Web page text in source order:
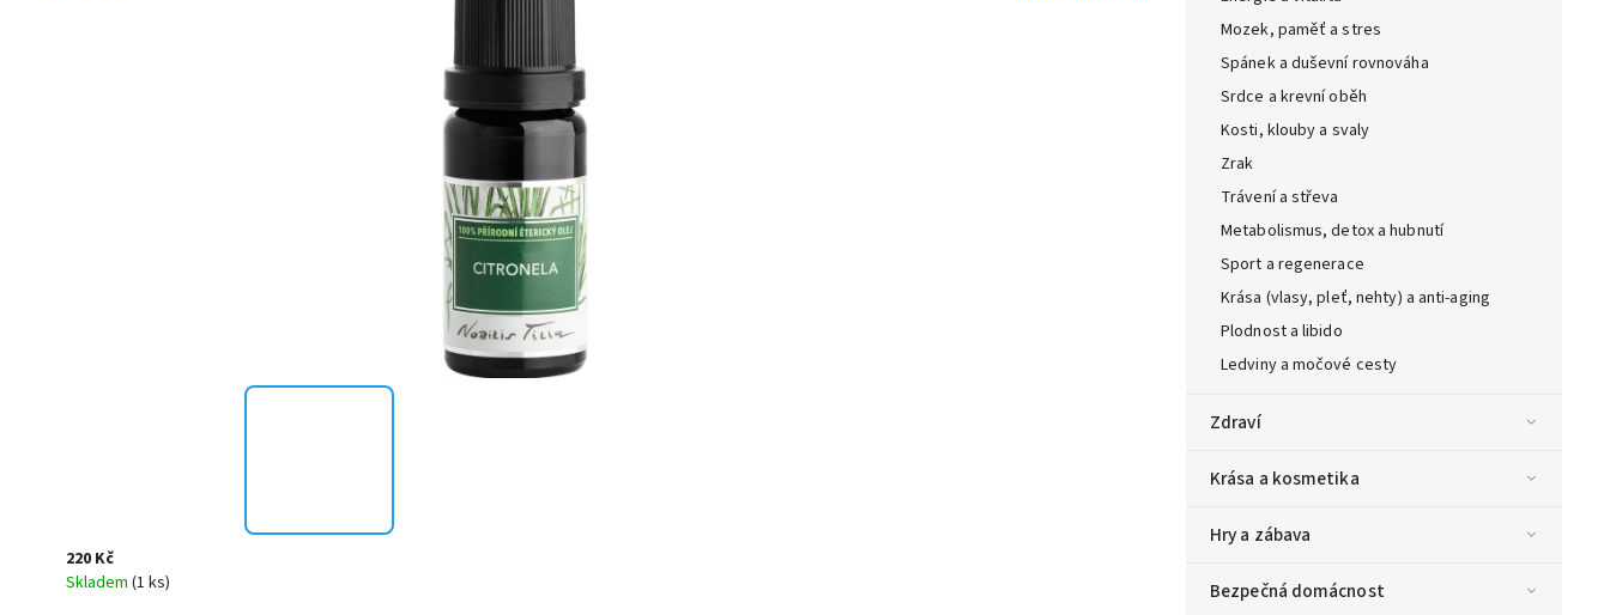
Mozek, paměť a stres
Spánek a duševní rovnováha
Srdce a krevní oběh
Kosti, klouby a svaly
Zrak
Trávení a střeva
Metabolismus, detox a hubnutí
Sport a regenerace
Krása (vlasy, pleť, nehty) a anti-aging
Plodnost a libido
Ledviny a močové cesty
Zdraví
Krása a kosmetika
Hry a zábava
Bezpečná domácnost
220 Kč
Skladem (1 ks)